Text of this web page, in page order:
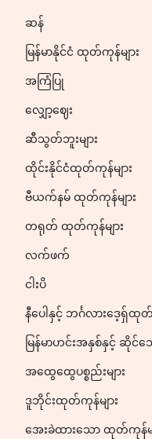
ဆန်
မြန်မာနိုင်ငံ ထုတ်ကုန်များ
အကြံပြု
လျှော့ဈေး
ဆီသွတ်ဘူးများ
ထိုင်းနိုင်ငံထုတ်ကုန်များ
ဗီယက်နမ် ထုတ်ကုန်များ
တရုတ် ထုတ်ကုန်များ
လက်ဖက်
ငါးပိ
နီပေါနှင့် ဘင်္ဂလားဒေ့ရှ်ထုတ်
မြန်မာဟင်းအနှစ်နှင့် ဆိုင်
အထွေထွေပစ္စည်းများ
ဒူဘိုင်းထုတ်ကုန်များ
အေးခဲထားသော ထုတ်ကုန်မ